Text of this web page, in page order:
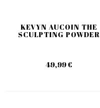
KEVYN AUCOIN THE
SCULPTING POWDER
49,99 €